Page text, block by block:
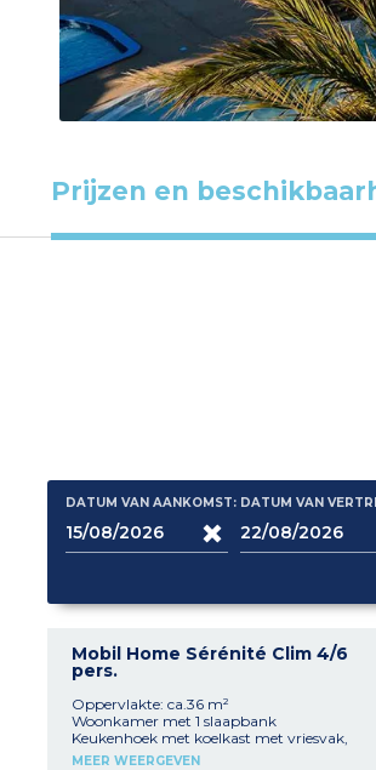
Prijzen en
DATUM VAN AANKOMST: DATUM VAN
Mobil Home Sérénité Clim 4/6
pers.
Oppervlakte: ca.36 m²
Woonkamer met 1 slaapbank
Keukenhoek met koelkast met vriesvak,
fornuis, oven, magnetron, waterkoker,
MEER WEERGEVEN